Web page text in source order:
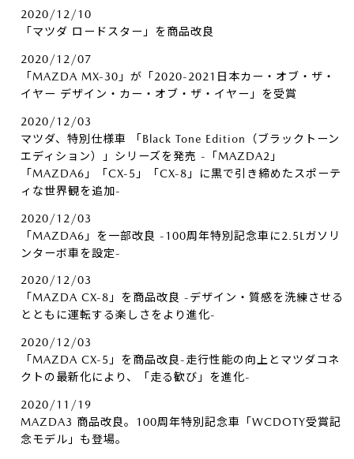
2020/12/10
「マツダ ロードスター」を商品改良
2020/12/07
「MAZDA MX-30」が「2020-2021日本カー・オブ・ザ・
イヤー デザイン・カー・オブ・ザ・イヤー」を受賞
2020/12/03
マツダ、特別仕様車 「Black Tone Edition（ブラックトーン
エディション）」シリーズを発売 -「MAZDA2」
「MAZDA6」「CX-5」「CX-8」に黒で引き締めたスポーテ
ィな世界観を追加-
2020/12/03
「MAZDA6」を一部改良 -100周年特別記念車に2.5Lガソリ
ンターボ車を設定-
2020/12/03
「MAZDA CX-8」を商品改良 -デザイン・質感を洗練させる
とともに運転する楽しさをより進化-
2020/12/03
「MAZDA CX-5」を商品改良-走行性能の向上とマツダコネ
クトの最新化により、「走る歓び」を進化-
2020/11/19
MAZDA3 商品改良。100周年特別記念車「WCDOTY受賞記
念モデル」も登場。